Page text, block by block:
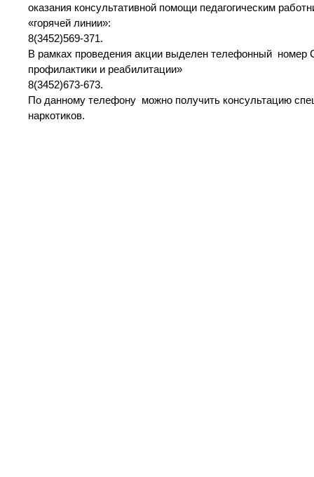
оказания консультативной помощи педагогическим
«горячей линии»:
8(3452)569-371.
В рамках проведения акции выделен телефонный номер
профилактики и реабилитации»
8(3452)673-673.
По данному телефону можно получить консультацию
наркотиков.